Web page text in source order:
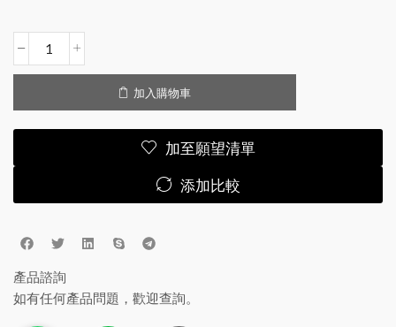
加入購物車
加至願望清單
添加比較
產品諮詢
如有任何產品問題，歡迎查詢。